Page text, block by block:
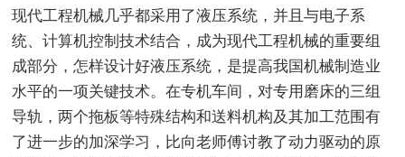
现代工程机械几乎都采用了液压系统，并且与电子系
统、计算机控制技术结合，成为现代工程机械的重要组
成部分，怎样设计好液压系统，是提高我国机械制造业
水平的一项关键技术。在专机车间，对专用磨床的三组
导轨，两个拖板等特殊结构和送料机构及其加工范围有
了进一步的加深学习，比向老师傅讨教了动力驱动的原